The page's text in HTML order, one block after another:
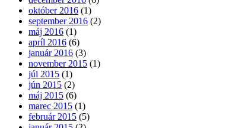
október 2016 (1)
september 2016 (2)
máj 2016 (1)
apríl 2016 (6)
január 2016 (3)
november 2015 (1)
júl 2015 (1)
jún 2015 (2)
máj 2015 (6)
marec 2015 (1)
február 2015 (5)